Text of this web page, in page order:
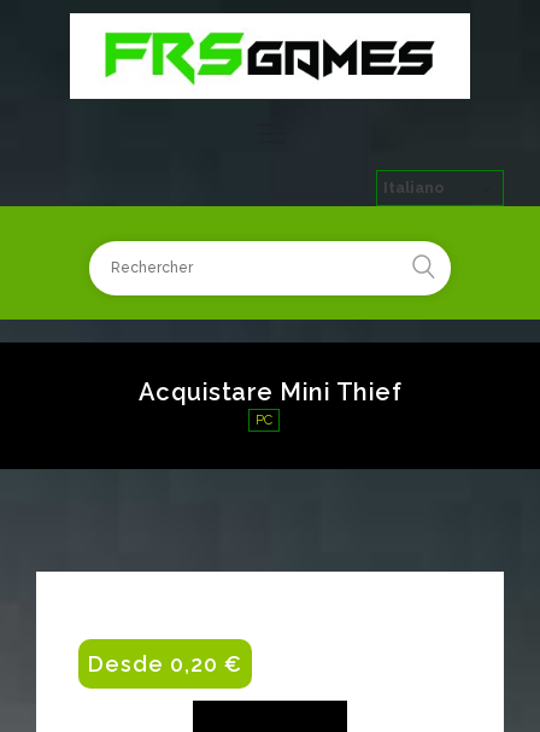
Italiano
Acquistare Mini Thief
PC
Desde 0,20 €